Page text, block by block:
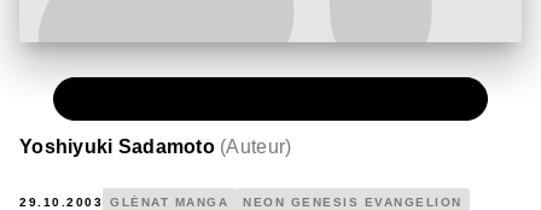
Yoshiyuki Sadamoto (Auteur)
29.10.2003 GLÉNAT MANGA NEON GENESIS EVANGELION